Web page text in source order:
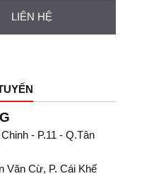
LIÊN HỆ
- P.11 - Q.Tân
Văn Cừ, P. Cái Khế